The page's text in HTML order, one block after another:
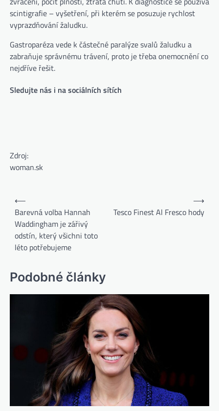
scintigrafie – vyšetření, při kterém se posuzuje rychlost
vyprazdňování žaludku.
Gastroparéza vede k částečné paralýze svalů žaludku a
zabraňuje správnému trávení, proto je třeba onemocnění co
nejdříve řešit.
Sledujte nás i na sociálních sítích
Zdroj:
woman.sk
⟵
Barevná volba Hannah
Waddingham je zářivý
odstín, který všichni toto
léto potřebujeme
Tesco Finest Al Fresco hody
⟶
Podobné články